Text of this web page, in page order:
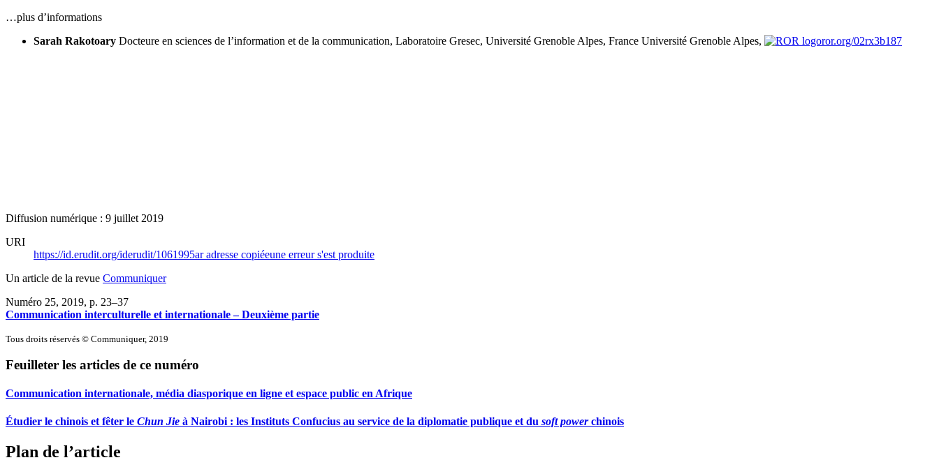
…plus d’informations
Sarah Rakotoary Docteure en sciences de l’information et de la communication, Laboratoire Gresec, Université Grenoble Alpes, France Université Grenoble Alpes, ror.org/02rx3b187
Diffusion numérique : 9 juillet 2019
URI
https://id.erudit.org/iderudit/1061995aradresse copiéeune erreur s'est produite
Un article de la revue Communiquer
Numéro 25, 2019, p. 23–37
Communication interculturelle et internationale – Deuxième partie
Tous droits réservés © Communiquer, 2019
Feuilleter les articles de ce numéro
Communication internationale, média diasporique en ligne et espace public en Afrique
Étudier le chinois et fêter le Chun Jie à Nairobi : les Instituts Confucius au service de la diplomatie publique et du soft powerchinois
Plan de l’article